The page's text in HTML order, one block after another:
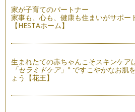
実になる前に、花が咲く。～夏野菜の
夏野菜が眩しい太陽の日差しを浴び
野菜の部位によって、食べ方・調理
お子さんの離乳食は、どのように作
か？初めての離乳食作りとなると、
木々の緑が、目にまぶしい季節にな
家が子育てのパートナー
家事も、心も、健康も住まいがサポー
【HESTAホーム】
生まれたての赤ちゃんこそスキンケア
「セラミドケア」※ ですこやかなお肌
ょう【花王】